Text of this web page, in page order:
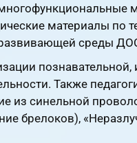
материалы
среды
познавательной,
Также
из синельной
брелоков),